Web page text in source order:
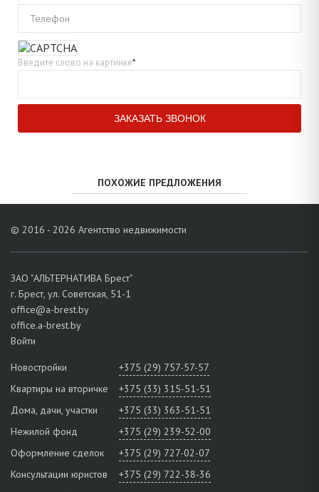
Телефон
Введите слово на картинке*
ПОХОЖИЕ ПРЕДЛОЖЕНИЯ
© 2016 - 2026 Агентство недвижимости
ЗАО "АЛЬТЕРНАТИВА Брест"
г. Брест, ул. Советская, 51-1
office@a-brest.by
office.a-brest.by
Войти
Новостройки
+375 (29) 757-57-57
Квартиры на вторичке
+375 (33) 315-51-51
Дома, дачи, участки
+375 (33) 363-51-51
Нежилой фонд
+375 (29) 239-52-00
Оформление сделок
+375 (29) 727-02-07
Консультации юристов
+375 (29) 722-38-36